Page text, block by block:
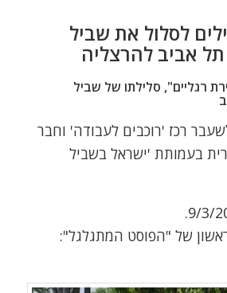
לסלול את שביל
תל אביב להרצליה
רגליים", סלילתו של שביל
רכז 'רוכבים לעבודה' וחבר
בעמותת 'ישראל בשביל
של "הפוסט המתגלגל":